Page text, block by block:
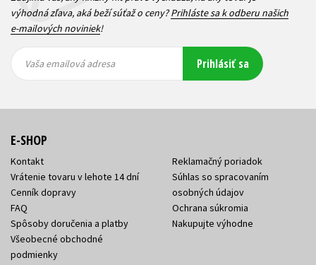
výhodná zľava, aká beží súťaž o ceny?Prihláste sa k odberu našich
e-mailových noviniek!
emailová
emailová
Vaša emailová adresa Prihlásiť sa
E-SHOP
Kontakt
Vrátenie tovaru v lehote 14 dní
Cenník dopravy
FAQ
Spôsoby doručenia a platby
Všeobecné obchodné
podmienky
Reklamačný poriadok
Súhlas so spracovaním
osobných údajov
Ochrana súkromia
Nakupujte výhodne